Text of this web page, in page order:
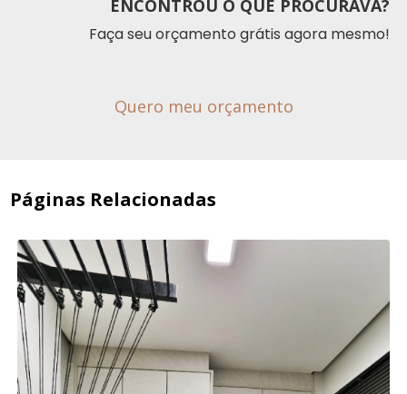
ENCONTROU O QUE PROCURAVA?
Faça seu orçamento grátis agora mesmo!
Quero meu orçamento
Páginas Relacionadas